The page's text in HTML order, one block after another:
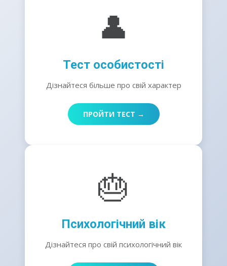
👤
Тест особистості
Дізнайтеся більше про свій характер
ПРОЙТИ ТЕСТ →
🎂
Психологічний вік
Дізнайтеся про свій психологічний вік